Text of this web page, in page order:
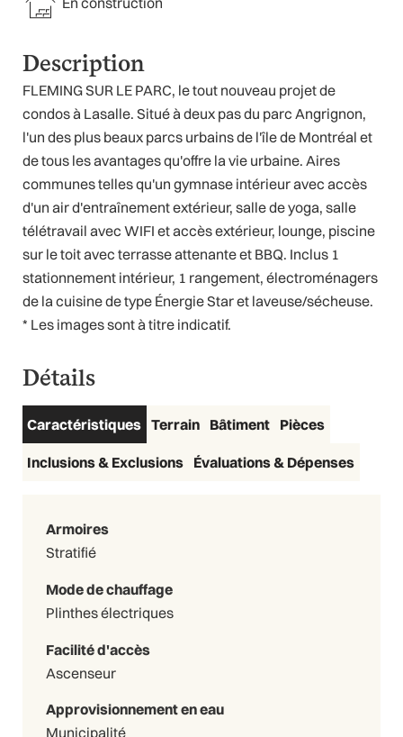
Description
FLEMING SUR LE PARC, le tout nouveau projet de
condos à Lasalle. Situé à deux pas du parc Angrignon,
l'un des plus beaux parcs urbains de l'île de Montréal et
de tous les avantages qu'offre la vie urbaine. Aires
communes telles qu'un gymnase intérieur avec accès
d'un air d'entraînement extérieur, salle de yoga, salle
télétravail avec WIFI et accès extérieur, lounge, piscine
sur le toit avec terrasse attenante et BBQ. Inclus 1
stationnement intérieur, 1 rangement, électroménagers
de la cuisine de type Énergie Star et laveuse/sécheuse.
* Les images sont à titre indicatif.
Détails
Caractéristiques Terrain Bâtiment Pièces
Inclusions & Exclusions Évaluations & Dépenses
Armoires
Stratifié
Mode de chauffage
Plinthes électriques
Facilité d'accès
Ascenseur
Approvisionnement en eau
Municipalité